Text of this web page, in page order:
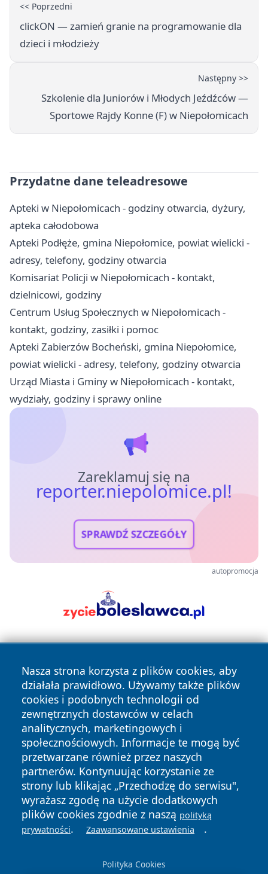
<< Poprzedni
clickON — zamień granie na programowanie dla
dzieci i młodzieży
Następny >>
Szkolenie dla Juniorów i Młodych Jeźdźców —
Sportowe Rajdy Konne (F) w Niepołomicach
Przydatne dane teleadresowe
Apteki w Niepołomicach - godziny otwarcia, dyżury,
apteka całodobowa
Apteki Podłęże, gmina Niepołomice, powiat wielicki -
adresy, telefony, godziny otwarcia
Komisariat Policji w Niepołomicach - kontakt,
dzielnicowi, godziny
Centrum Usług Społecznych w Niepołomicach -
kontakt, godziny, zasiłki i pomoc
Apteki Zabierzów Bocheński, gmina Niepołomice,
powiat wielicki - adresy, telefony, godziny otwarcia
Urząd Miasta i Gminy w Niepołomicach - kontakt,
wydziały, godziny i sprawy online
Zareklamuj się na
reporter.niepolomice.pl!
SPRAWDŹ SZCZEGÓŁY
autopromocja
Nasza strona korzysta z plików cookies, aby
działała prawidłowo. Używamy także plików
cookies i podobnych technologii od
zewnętrznych dostawców w celach
analitycznych, marketingowych i
społecznościowych. Informacje te mogą być
przetwarzane również przez naszych
partnerów. Kontynuując korzystanie ze
strony lub klikając „Przechodzę do serwisu",
wyrażasz zgodę na użycie dodatkowych
plików cookies zgodnie z naszą polityką
prywatności. Zaawansowane ustawienia .
Polityka Cookies
Copyright © 2026 reporter.niepolomice.pl Wszystkie prawa
zastrzeżone.
News Autorzy
Polityka
Prywatności
Polityka
Cookies